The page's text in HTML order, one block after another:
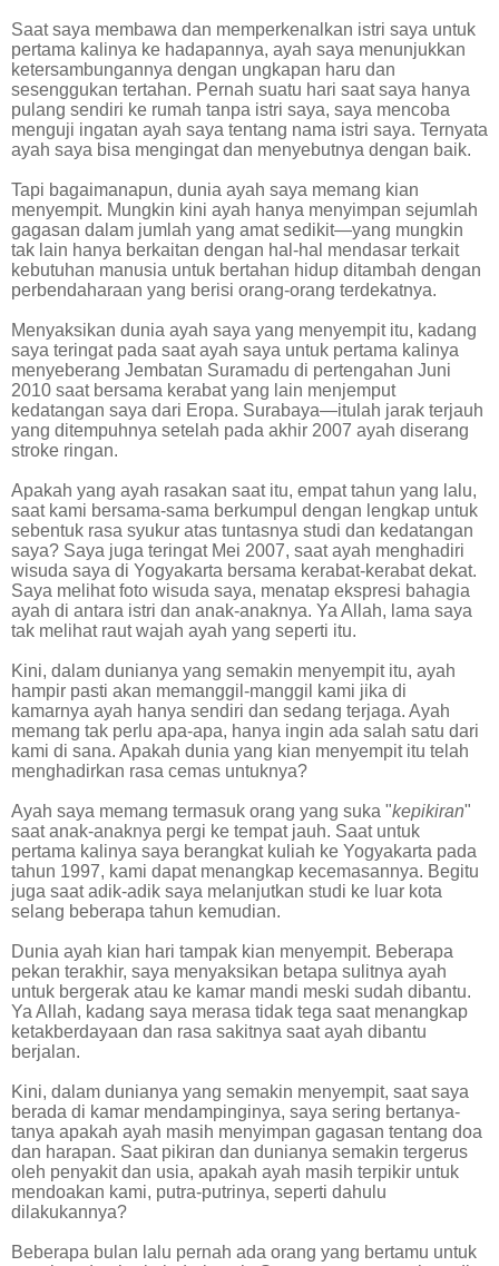
Saat saya membawa dan memperkenalkan istri saya untuk
pertama kalinya ke hadapannya, ayah saya menunjukkan
ketersambungannya dengan ungkapan haru dan
sesenggukan tertahan. Pernah suatu hari saat saya hanya
pulang sendiri ke rumah tanpa istri saya, saya mencoba
menguji ingatan ayah saya tentang nama istri saya. Ternyata
ayah saya bisa mengingat dan menyebutnya dengan baik.
Tapi bagaimanapun, dunia ayah saya memang kian
menyempit. Mungkin kini ayah hanya menyimpan sejumlah
gagasan dalam jumlah yang amat sedikit—yang mungkin
tak lain hanya berkaitan dengan hal-hal mendasar terkait
kebutuhan manusia untuk bertahan hidup ditambah dengan
perbendaharaan yang berisi orang-orang terdekatnya.
Menyaksikan dunia ayah saya yang menyempit itu, kadang
saya teringat pada saat ayah saya untuk pertama kalinya
menyeberang Jembatan Suramadu di pertengahan Juni
2010 saat bersama kerabat yang lain menjemput
kedatangan saya dari Eropa. Surabaya—itulah jarak terjauh
yang ditempuhnya setelah pada akhir 2007 ayah diserang
stroke ringan.
Apakah yang ayah rasakan saat itu, empat tahun yang lalu,
saat kami bersama-sama berkumpul dengan lengkap untuk
sebentuk rasa syukur atas tuntasnya studi dan kedatangan
saya? Saya juga teringat Mei 2007, saat ayah menghadiri
wisuda saya di Yogyakarta bersama kerabat-kerabat dekat.
Saya melihat foto wisuda saya, menatap ekspresi bahagia
ayah di antara istri dan anak-anaknya. Ya Allah, lama saya
tak melihat raut wajah ayah yang seperti itu.
Kini, dalam dunianya yang semakin menyempit itu, ayah
hampir pasti akan memanggil-manggil kami jika di
kamarnya ayah hanya sendiri dan sedang terjaga. Ayah
memang tak perlu apa-apa, hanya ingin ada salah satu dari
kami di sana. Apakah dunia yang kian menyempit itu telah
menghadirkan rasa cemas untuknya?
Ayah saya memang termasuk orang yang suka "kepikiran"
saat anak-anaknya pergi ke tempat jauh. Saat untuk
pertama kalinya saya berangkat kuliah ke Yogyakarta pada
tahun 1997, kami dapat menangkap kecemasannya. Begitu
juga saat adik-adik saya melanjutkan studi ke luar kota
selang beberapa tahun kemudian.
Dunia ayah kian hari tampak kian menyempit. Beberapa
pekan terakhir, saya menyaksikan betapa sulitnya ayah
untuk bergerak atau ke kamar mandi meski sudah dibantu.
Ya Allah, kadang saya merasa tidak tega saat menangkap
ketakberdayaan dan rasa sakitnya saat ayah dibantu
berjalan.
Kini, dalam dunianya yang semakin menyempit, saat saya
berada di kamar mendampinginya, saya sering bertanya-
tanya apakah ayah masih menyimpan gagasan tentang doa
dan harapan. Saat pikiran dan dunianya semakin tergerus
oleh penyakit dan usia, apakah ayah masih terpikir untuk
mendoakan kami, putra-putrinya, seperti dahulu
dilakukannya?
Beberapa bulan lalu pernah ada orang yang bertamu untuk